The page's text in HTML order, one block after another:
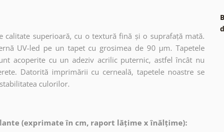
superioară, cu o textură fină și o suprafață mată.
UV-led pe un tapet cu grosimea de 90 µm. Tapetele
acoperite cu un adeziv acrilic puternic, astfel încât nu
Datorită imprimării cu cerneală, tapetele noastre se
culorilor.
(exprimate în cm, raport lățime x înălțime):